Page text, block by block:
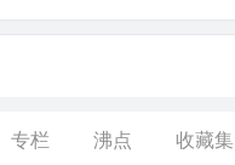
专栏 沸点 收藏集